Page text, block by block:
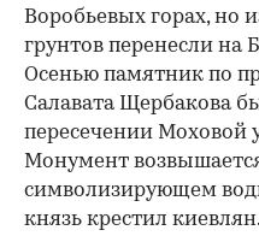
Воробьевых горах, но
грунтов перенесли на
Осенью памятник по
Салавата Щербакова
пересечении Моховой
Монумент
символизирующем
князь крестил